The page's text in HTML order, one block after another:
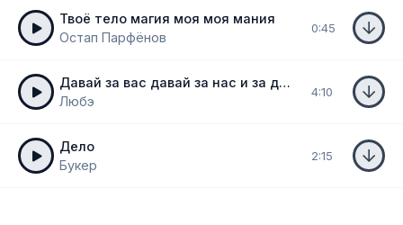
Твоё тело магия моя моя мания
Остап Парфёнов
0:45
Давай за вас давай за нас и за десант и за спецназ
Любэ
4:10
Дело
Букер
2:15